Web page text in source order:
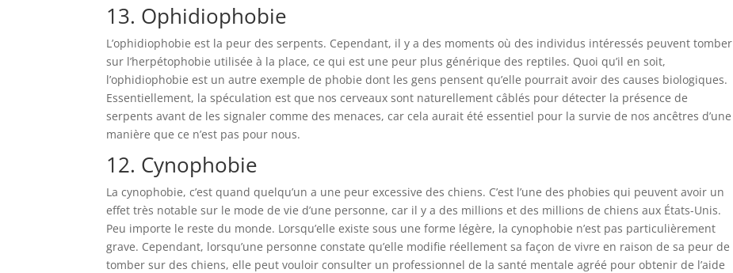
13. Ophidiophobie
L’ophidiophobie est la peur des serpents. Cependant, il y a des moments où des individus intéressés peuvent tomber
sur l’herpétophobie utilisée à la place, ce qui est une peur plus générique des reptiles. Quoi qu’il en soit,
l’ophidiophobie est un autre exemple de phobie dont les gens pensent qu’elle pourrait avoir des causes biologiques.
Essentiellement, la spéculation est que nos cerveaux sont naturellement câblés pour détecter la présence de
serpents avant de les signaler comme des menaces, car cela aurait été essentiel pour la survie de nos ancêtres d’une
manière que ce n’est pas pour nous.
12. Cynophobie
La cynophobie, c’est quand quelqu’un a une peur excessive des chiens. C’est l’une des phobies qui peuvent avoir un
effet très notable sur le mode de vie d’une personne, car il y a des millions et des millions de chiens aux États-Unis.
Peu importe le reste du monde. Lorsqu’elle existe sous une forme légère, la cynophobie n’est pas particulièrement
grave. Cependant, lorsqu’une personne constate qu’elle modifie réellement sa façon de vivre en raison de sa peur de
tomber sur des chiens, elle peut vouloir consulter un professionnel de la santé mentale agréé pour obtenir de l’aide